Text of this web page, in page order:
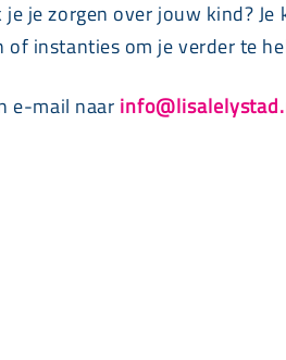
je zorgen over jouw kind?
instanties om je verder te
e-mail naar